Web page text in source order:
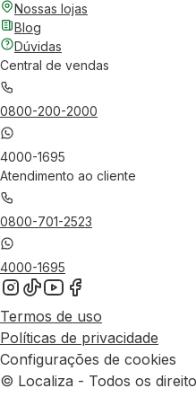
Nossas lojas
Blog
Dúvidas
Central de vendas
0800-200-2000
4000-1695
Atendimento ao cliente
0800-701-2523
4000-1695
Termos de uso
Políticas de privacidade
Configurações de cookies
© Localiza - Todos os